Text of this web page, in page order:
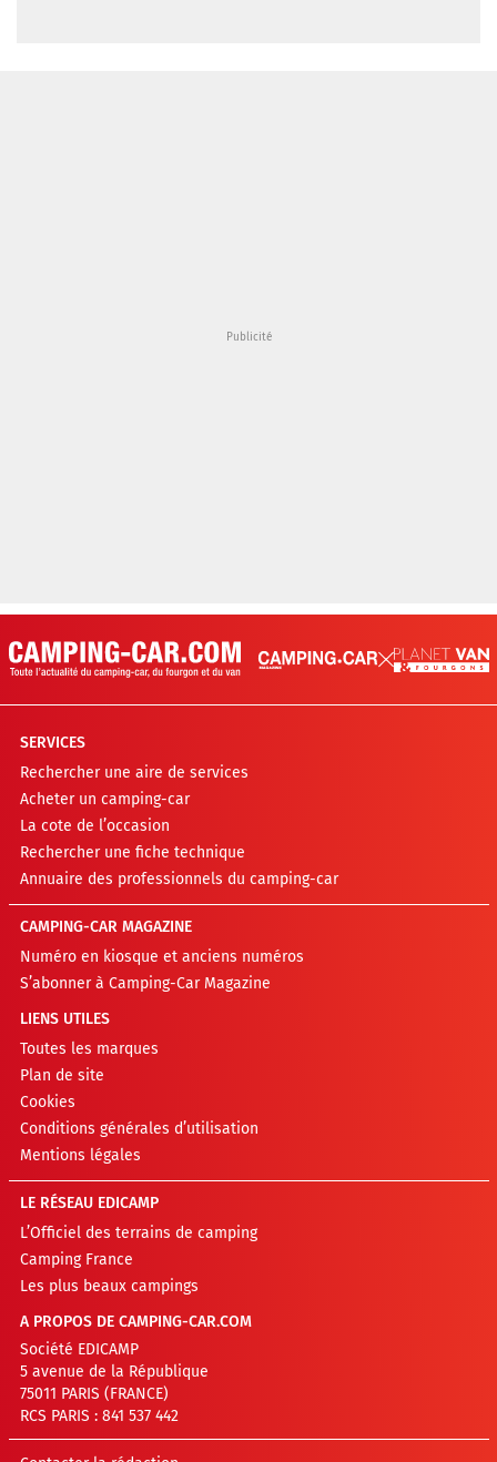
SERVICES
Rechercher une aire de services
Acheter un camping-car
La cote de l’occasion
Rechercher une fiche technique
Annuaire des professionnels du camping-car
CAMPING-CAR MAGAZINE
Numéro en kiosque et anciens numéros
S’abonner à Camping-Car Magazine
LIENS UTILES
Toutes les marques
Plan de site
Cookies
Conditions générales d’utilisation
Mentions légales
LE RÉSEAU EDICAMP
L’Officiel des terrains de camping
Camping France
Les plus beaux campings
A PROPOS DE CAMPING-CAR.COM
Société EDICAMP
5 avenue de la République
75011 PARIS (FRANCE)
RCS PARIS : 841 537 442